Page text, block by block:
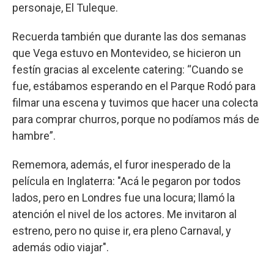
personaje, El Tuleque.
Recuerda también que durante las dos semanas
que Vega estuvo en Montevideo, se hicieron un
festín gracias al excelente catering: “Cuando se
fue, estábamos esperando en el Parque Rodó para
filmar una escena y tuvimos que hacer una colecta
para comprar churros, porque no podíamos más de
hambre”.
Rememora, además, el furor inesperado de la
película en Inglaterra: "Acá le pegaron por todos
lados, pero en Londres fue una locura; llamó la
atención el nivel de los actores. Me invitaron al
estreno, pero no quise ir, era pleno Carnaval, y
además odio viajar".